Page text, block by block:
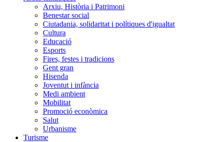
Arxiu, Història i Patrimoni
Benestar social
Ciutadania, solidaritat i polítiques d'igualtat
Cultura
Educació
Esports
Fires, festes i tradicions
Gent gran
Hisenda
Joventut i infància
Medi ambient
Mobilitat
Promoció econòmica
Salut
Urbanisme
Turisme